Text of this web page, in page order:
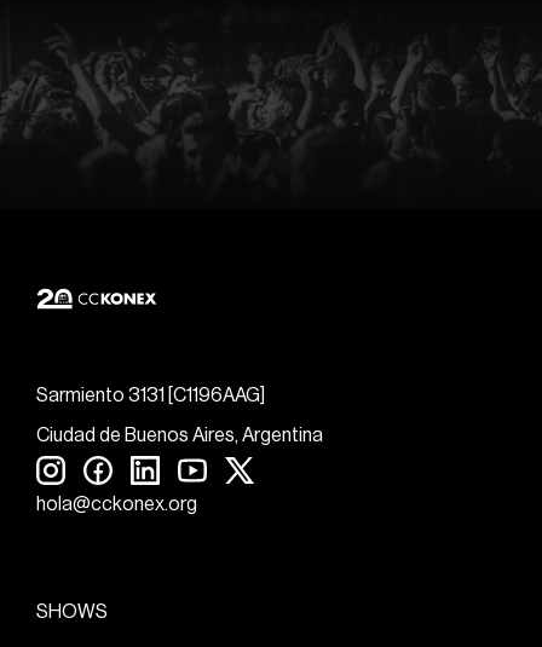
Sarmiento 3131 [C1196AAG]
Ciudad de Buenos Aires, Argentina
hola@cckonex.org
SHOWS